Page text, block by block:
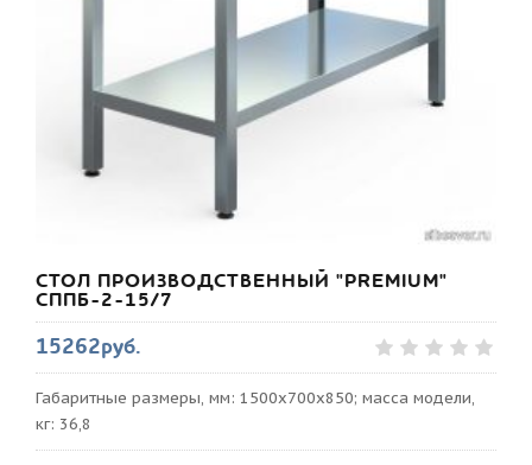
СТОЛ ПРОИЗВОДСТВЕННЫЙ "PREMIUM"
СППБ-2-15/7
15262руб.
Габаритные размеры, мм: 1500х700х850; масса модели,
кг: 36,8